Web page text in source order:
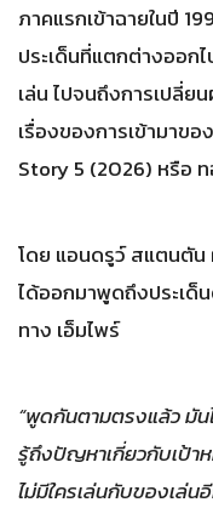
ภาคแรกเข้าฉายในปี
ประเด็นที่แตกต่างออก
เล่น ไปจนถึงการเปลี่ย
เรื่องของการเข้ามาขอ
Story 5 (2026) หรือ
โดย แอนดรูว์ สแตนตัน
ได้ออกมาพูดถึงประเด็
ทาง เอ็มไพร์
“พูดกันตามตรงแล้ว มัน
รู้ถึงปัญหาเกี่ยวกับเป้า
ไม่มีใครเล่นกับของเล่น